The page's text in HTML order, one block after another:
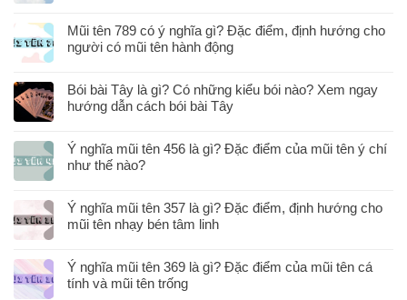
Mũi tên 789 có ý nghĩa gì? Đặc điểm, định hướng cho
người có mũi tên hành động
Bói bài Tây là gì? Có những kiểu bói nào? Xem ngay
hướng dẫn cách bói bài Tây
Ý nghĩa mũi tên 456 là gì? Đặc điểm của mũi tên ý chí
như thế nào?
Ý nghĩa mũi tên 357 là gì? Đặc điểm, định hướng cho
mũi tên nhạy bén tâm linh
Ý nghĩa mũi tên 369 là gì? Đặc điểm của mũi tên cá
tính và mũi tên trống